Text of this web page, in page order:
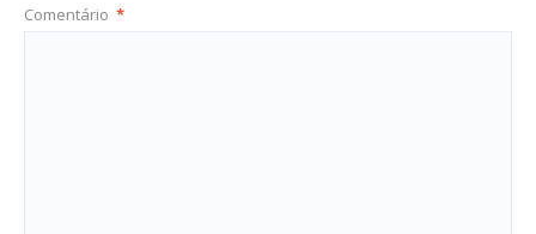
Comentário *